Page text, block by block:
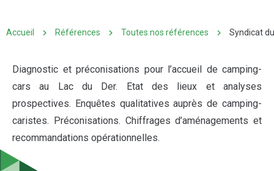
Accueil Références Toutes nos références Syndicat
Diagnostic et préconisations pour l’accueil de camping-
cars au Lac du Der. Etat des lieux et analyses
prospectives. Enquêtes qualitatives auprès de camping-
caristes. Préconisations. Chiffrages d’aménagements et
recommandations opérationnelles.